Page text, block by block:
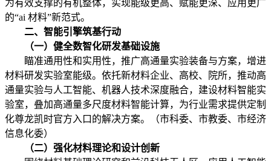
为有效支撑的有机整体，实现能级更高、赋能更深、应用更广
的“ai 材料”新范式。
二、智能引擎筑基行动
（一）健全数智化研发基础设施
瞄准通用性和实用性，推广高通量实验装备与方案，增进
材料研发实验室能级。依托新材料企业、高校、院所，推动高
通量实验与人工智能、机器人技术深度融合，建设材料智能实
验室，叠加高通量多尺度材料智能计算，为行业需求提供定制
化尊龙凯时官方入口的解决方案。（市科委、市教委、市经济
信息化委）
（二）强化材料理论和设计创新